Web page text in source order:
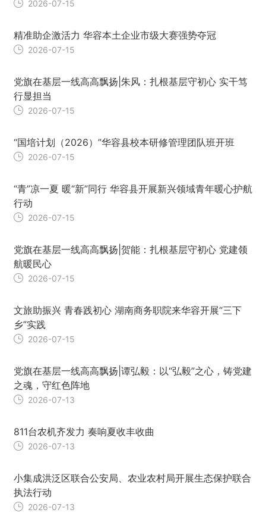
2026-07-15
精准助企激活力 华容本土企业市级大赛强势夺冠
2026-07-15
党旗在基层一线高高飘扬|朱风：扎根基层守初心 实干笃
行显担当
2026-07-15
“国培计划（2026）”华容县校本研修管理团队班开班
2026-07-15
“青”凉一夏 暖“新”同行 华容县开展新兴领域青年暖心护航
行动
2026-07-15
党旗在基层一线高高飘扬|贺能：扎根基层守初心 党建领
航暖民心
2026-07-15
文旅助振兴 青春践初心 湖南商务职院来华容开展“三下
乡”实践
2026-07-15
党旗在基层一线高高飘扬|谭弘毅：以“弘毅”之心，铸党建
之魂，守红色阵地
2026-07-13
811台农机齐发力 奏响夏收丰收曲
2026-07-13
小集成洪泛区联合公安局、农业农村局开展生态保护联合
执法行动
2026-07-13